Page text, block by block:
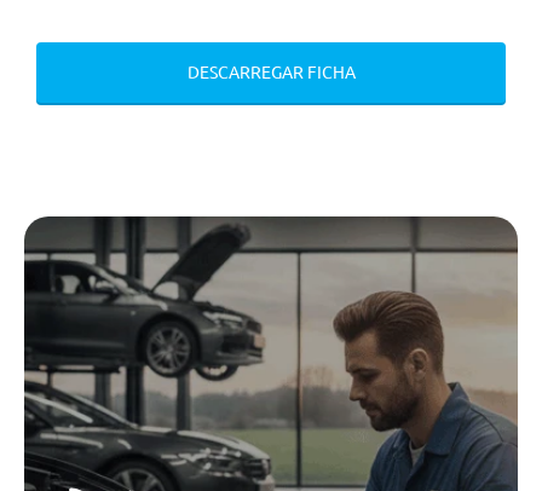
Potência
218 cv
Tipo caixa
Número de velocidades
Travões
Dianteiros
Disco Ventilado
Traseiros
Disco Rígido
Chassis
DESCARREGAR FICHA